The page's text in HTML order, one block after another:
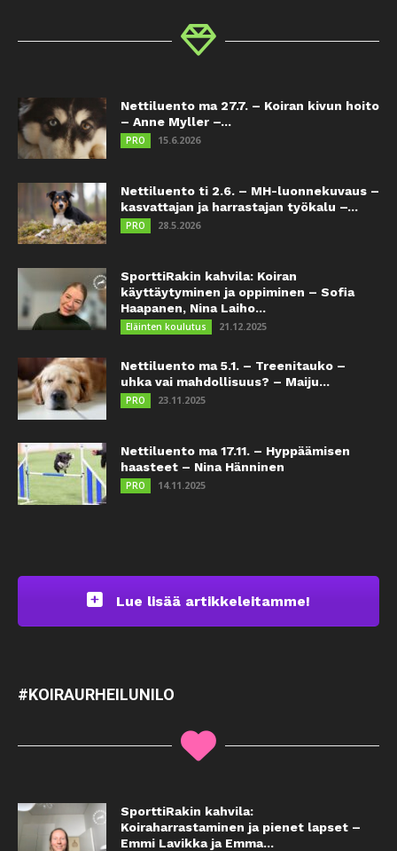
Nettiluento ma 27.7. – Koiran kivun hoito
– Anne Myller –...
PRO 15.6.2026
Nettiluento ti 2.6. – MH-luonnekuvaus –
kasvattajan ja harrastajan työkalu –...
PRO 28.5.2026
SporttiRakin kahvila: Koiran
käyttäytyminen ja oppiminen – Sofia
Haapanen, Nina Laiho...
Eläinten koulutus 21.12.2025
Nettiluento ma 5.1. – Treenitauko –
uhka vai mahdollisuus? – Maiju...
PRO 23.11.2025
Nettiluento ma 17.11. – Hyppäämisen
haasteet – Nina Hänninen
PRO 14.11.2025
Lue lisää artikkeleitamme!
#KOIRAURHEILUNILO
SporttiRakin kahvila:
Koiraharrastaminen ja pienet lapset –
Emmi Lavikka ja Emma...